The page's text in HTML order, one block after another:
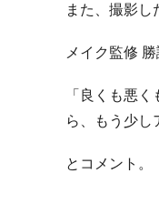
また、撮影し
メイク監修 勝
「良くも悪
ら、もう少し
とコメント。